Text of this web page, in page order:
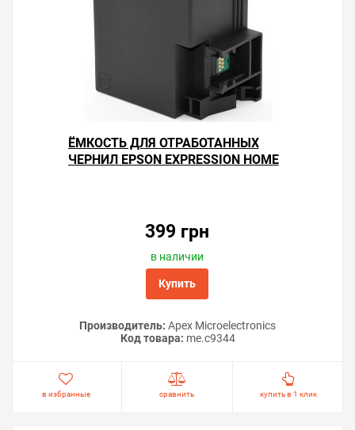
ЁМКОСТЬ ДЛЯ ОТРАБОТАННЫХ
ЧЕРНИЛ EPSON EXPRESSION HOME
399 грн
в наличии
Купить
Производитель: Apex Microelectronics
Код товара: me.c9344
в избранные сравнить купить в 1 клик